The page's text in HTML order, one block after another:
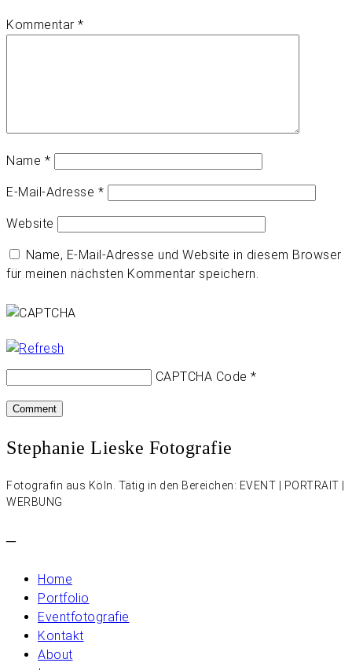
Kommentar *
Name *
E-Mail-Adresse *
Website
Name, E-Mail-Adresse und Website in diesem Browser
für meinen nächsten Kommentar speichern.
CAPTCHA Code *
Stephanie Lieske Fotografie
Fotografin aus Köln. Tätig in den Bereichen: EVENT | PORTRAIT |
WERBUNG
–
Home
Portfolio
Eventfotografie
Kontakt
About